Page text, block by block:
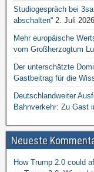
Studiogespräch bei
abschalten“ 2. Juli 2026
Mehr europäische
vom Großherzogtum
Der unterschätzte
Gastbeitrag für die
Deutschlandweiter
Bahnverkehr: Zu Gast
Neueste
How Trump 2.0 could